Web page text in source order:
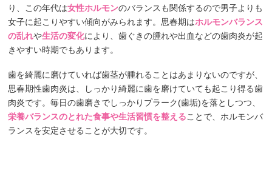
り、この年代は女性ホルモンのバランスも関係するので男子よりも
女子に起こりやすい傾向がみられます。思春期はホルモンバランス
の乱れや生活の変化により、歯ぐきの腫れや出血などの歯肉炎が起
きやすい時期でもあります。
歯を綺麗に磨けていれば歯茎が腫れることはあまりないのですが、
思春期性歯肉炎は、しっかり綺麗に歯を磨けていても起こり得る歯
肉炎です。毎日の歯磨きでしっかりプラーク(歯垢)を落としつつ、
栄養バランスのとれた食事や生活習慣を整えることで、ホルモンバ
ランスを安定させることが大切です。